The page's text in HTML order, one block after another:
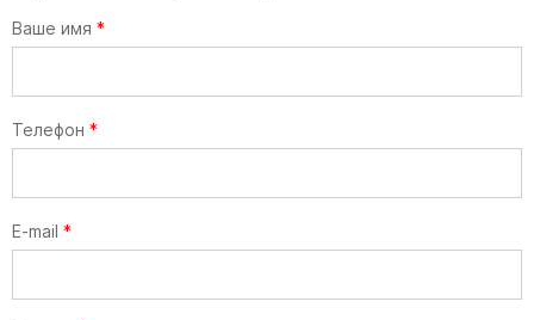
Ваше имя *
Телефон *
E-mail *